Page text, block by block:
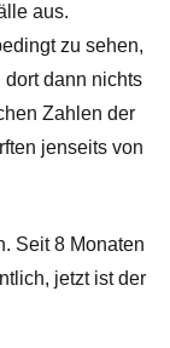
aus.
zu sehen,
dann nichts
Zahlen der
jenseits von
Seit 8 Monaten
jetzt ist der